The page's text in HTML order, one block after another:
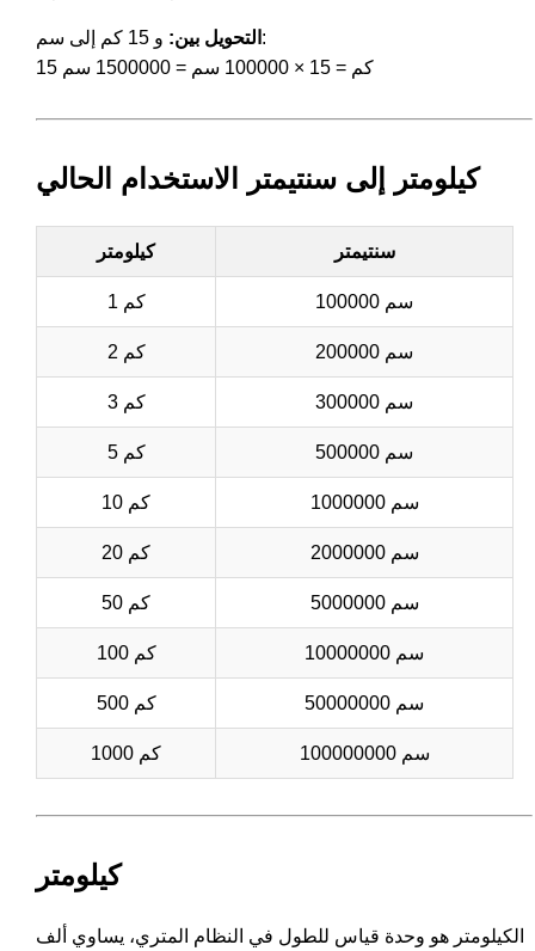
التحويل بين: و 15 كم إلى سم:
15 كم = 15 × 100000 سم = 1500000 سم
كيلومتر إلى سنتيمتر الاستخدام الحالي
كيلومتر سنتيمتر
1 كم 100000 سم
2 كم 200000 سم
3 كم 300000 سم
5 كم 500000 سم
10 كم 1000000 سم
20 كم 2000000 سم
50 كم 5000000 سم
100 كم 10000000 سم
500 كم 50000000 سم
1000 كم 100000000 سم
كيلومتر
الكيلومتر هو وحدة قياس للطول في النظام المتري، يساوي ألف